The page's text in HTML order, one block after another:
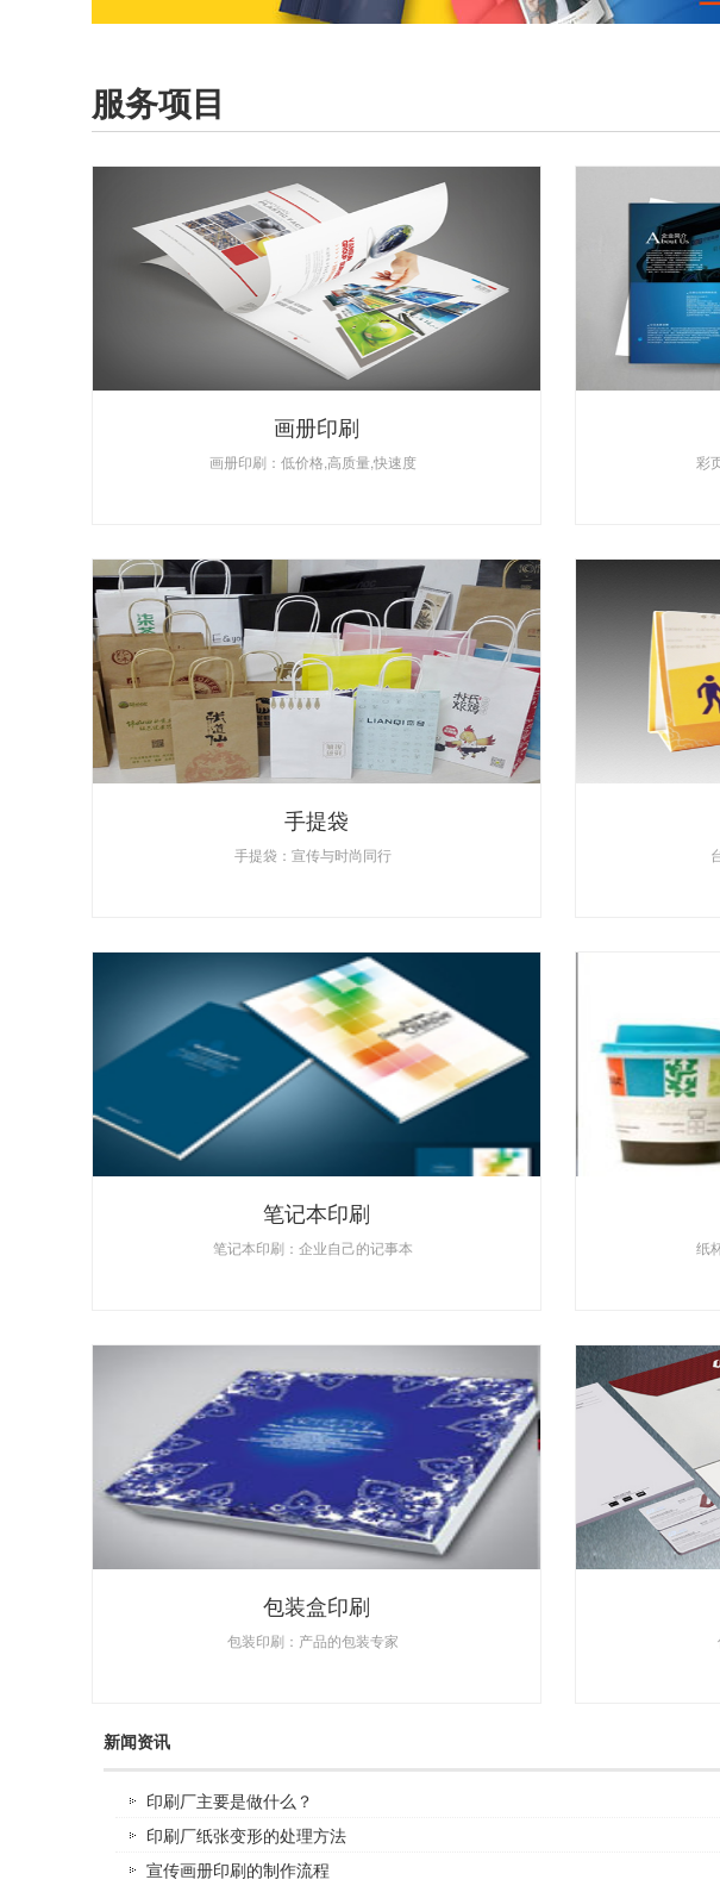
服务项目
画册印刷
画册印刷：低价格,高质量,快速度 彩
手提袋
手提袋：宣传与时尚同行
笔记本印刷
笔记本印刷：企业自己的记事本 纸
包装盒印刷
包装印刷：产品的包装专家
新闻资讯
印刷厂主要是做什么？
印刷厂纸张变形的处理方法
宣传画册印刷的制作流程